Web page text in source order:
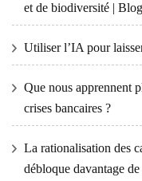
et de biodiversité |
Utiliser l’IA pour
Que nous apprennent
crises bancaires ?
La rationalisation des
débloque davantage